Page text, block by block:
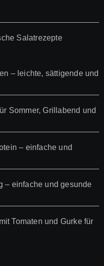
Salatrezepte
– leichte, sättigende und
Sommer, Grillabend und
– einfache und
– einfache und gesunde
Tomaten und Gurke für